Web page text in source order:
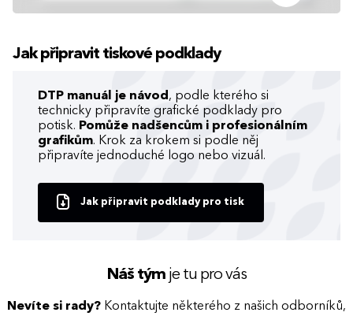
Jak připravit tiskové podklady
DTP manuál je návod , podle kterého si
technicky připravíte grafické podklady pro
potisk. Pomůže nadšencům i profesionálním
grafikům. Krok za krokem si podle něj
připravíte jednoduché logo nebo vizuál.
Jak připravit podklady pro tisk
Náš týmje tu pro vás
Nevíte si rady? Kontaktujte některého z našich odborníků,